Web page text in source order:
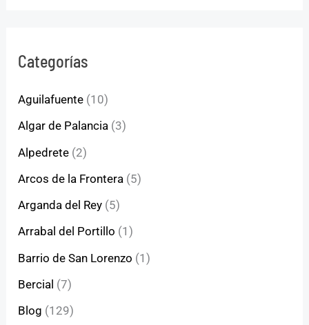
Categorías
Aguilafuente (10)
Algar de Palancia (3)
Alpedrete (2)
Arcos de la Frontera (5)
Arganda del Rey (5)
Arrabal del Portillo (1)
Barrio de San Lorenzo (1)
Bercial (7)
Blog (129)